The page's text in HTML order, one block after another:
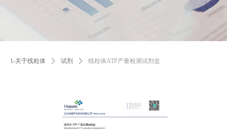
1-关于线粒体 ꄲ 试剂 ꄲ 线粒体ATP产量检测试剂盒